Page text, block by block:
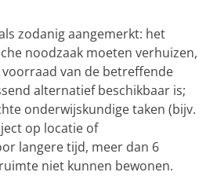
zodanig aangemerkt: het
noodzaak moeten verhuizen,
van de betreffende
alternatief beschikbaar is;
onderwijskundige taken (bijv.
op locatie of
langere tijd, meer dan 6
niet kunnen bewonen.